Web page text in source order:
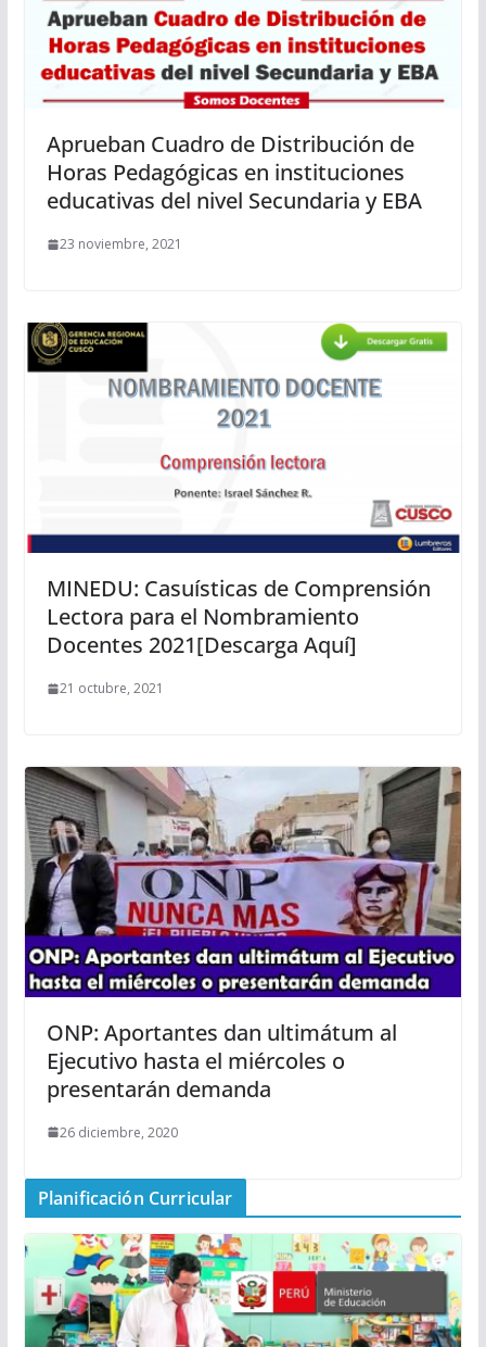
Aprueban Cuadro de Distribución de
Horas Pedagógicas en instituciones
educativas del nivel Secundaria y EBA
23 noviembre, 2021
MINEDU: Casuísticas de Comprensión
Lectora para el Nombramiento
Docentes 2021[Descarga Aquí]
21 octubre, 2021
ONP: Aportantes dan ultimátum al
Ejecutivo hasta el miércoles o
presentarán demanda
26 diciembre, 2020
Planificación Curricular